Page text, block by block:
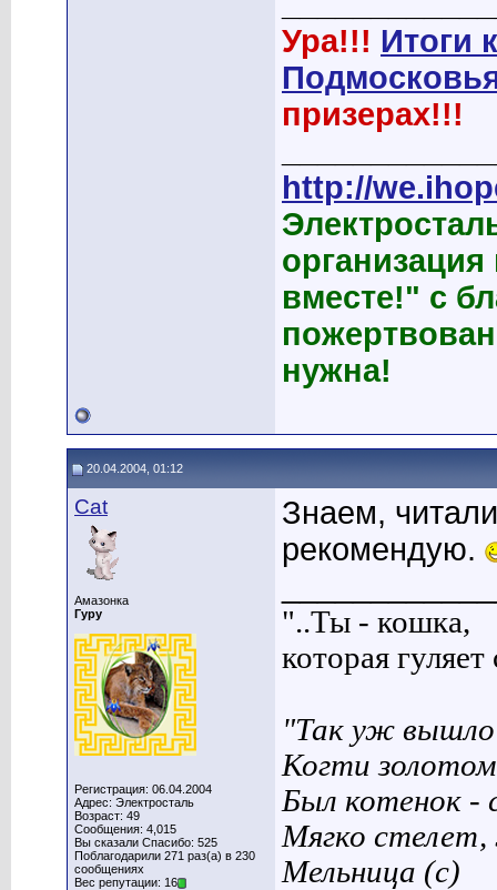
Ура!!! Итоги
призерах!!!
http://
вместе!" с
нужна!
20.04.2004, 01:12
Cat
Амазонка
Гуру
Регистрация: 06.04.2004
Адрес: Электросталь
Возраст: 49
Сообщения: 4,015
Вы сказали Спасибо: 525
Поблагодарили 271 раз(а) в 230
сообщениях
Вес репутации: 16
Знаем,
рекомендую.
"..Ты - кошка,
которая
"Так уж вышло
Когти
Был котенок -
Мягко
Мельница (с)